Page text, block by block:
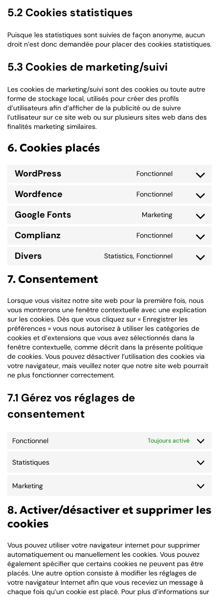
5.2 Cookies statistiques
Puisque les statistiques sont suivies de façon anonyme, aucun
droit n’est donc demandée pour placer des cookies statistiques.
5.3 Cookies de marketing/suivi
Les cookies de marketing/suivi sont des cookies ou toute autre
forme de stockage local, utilisés pour créer des profils
d’utilisateurs afin d’afficher de la publicité ou de suivre
l’utilisateur sur ce site web ou sur plusieurs sites web dans des
finalités marketing similaires.
6. Cookies placés
WordPress FonctionnelConsent
service
Wordfence FonctionnelConsent
service
Google Fonts Marketing Consent
service
fonts
Complianz FonctionnelConsent
service
Divers Statistics, FonctionnelConsent
7. Consentement
Lorsque vous visitez notre site web pour la première fois, nous
vous montrerons une fenêtre contextuelle avec une explication
sur les cookies. Dès que vous cliquez sur « Enregistrer les
préférences » vous nous autorisez à utiliser les catégories de
cookies et d’extensions que vous avez sélectionnés dans la
fenêtre contextuelle, comme décrit dans la présente politique
de cookies. Vous pouvez désactiver l’utilisation des cookies via
votre navigateur, mais veuillez noter que notre site web pourrait
ne plus fonctionner correctement.
7.1 Gérez vos réglages de
consentement
Fonctionnel Toujours activé
Statistiques
Marketing
8. Activer/désactiver et supprimer les
cookies
Vous pouvez utiliser votre navigateur internet pour supprimer
automatiquement ou manuellement les cookies. Vous pouvez
également spécifier que certains cookies ne peuvent pas être
placés. Une autre option consiste à modifier les réglages de
votre navigateur Internet afin que vous receviez un message à
chaque fois qu’un cookie est placé. Pour plus d’informations sur